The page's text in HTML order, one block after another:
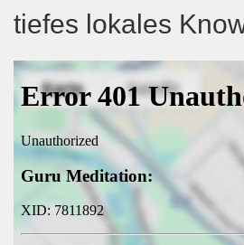
tiefes lokales